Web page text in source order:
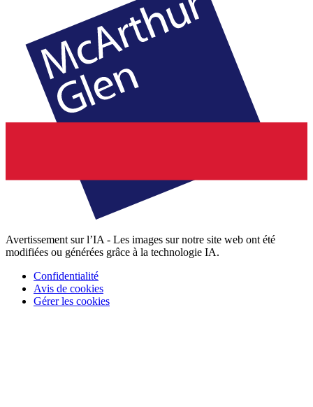
Avertissement sur l’IA - Les images sur notre site web ont été
modifiées ou générées grâce à la technologie IA.
Confidentialité
Avis de cookies
Gérer les cookies